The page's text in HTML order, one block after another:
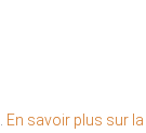
En savoir plus sur la